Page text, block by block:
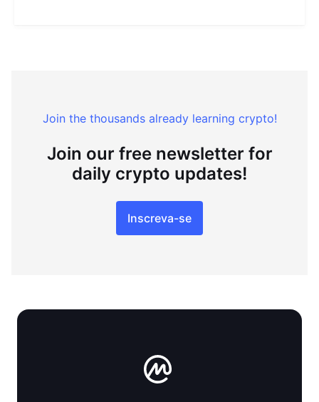
Join the thousands already learning crypto!
Join our free newsletter for
daily crypto updates!
Inscreva-se